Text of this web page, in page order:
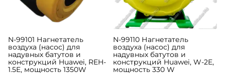
N-99101 Нагнетатель
воздуха (насос) для
надувных батутов и
конструкций Huawei, REH-
1.5E, мощность 1350W
N-99110 Нагнетатель
воздуха (насос) для
надувных батутов и
конструкций Huawei, W-2E,
мощность 330 W